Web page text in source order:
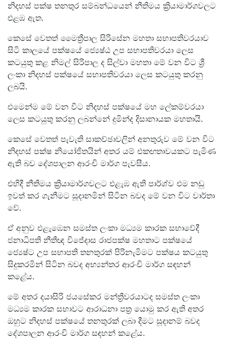
නිදහස් පක්ෂ තනතුර සම්බන්ධයෙන් නීතිමය ක්‍රියාමාර්ගවලට
එළඹ ඇත.
කෙසේ වෙතත් මෛත්‍රීපාල සිරිසේන මහතා සභාපතිවරයාව
සිටි කාලයේ පක්ෂයේ ජ්‍යෙෂ්ඨ උප සභාපතිවරයා ලෙස
කටයුතු කළ නිමල් සිරිපාල ද සිල්වා මහතා මේ වන විට ශ්‍රී
ලංකා නිදහස් පක්ෂයේ සභාපතිවරයා ලෙස කටයුතු කරනු
ලබයි.
එමෙන්ම මේ වන විට නිදහස් පක්ෂයේ මහ ලේකම්වරයා
ලෙස කටයුතු කරනු ලබන්නේ දුමින්ද දිසානායක මහතායි.
කෙසේ වෙතත් පැවැති සාකච්ඡාවලින් අනතුරුව මේ වන විට
නිදහස් පක්ෂ නියෝජිතයින් අතර යම් එකඟතාවයකට පැමිණ
ඇති බව දේශපාලන ආරංචි මාර්ග පැවසීය.
එහිදී නීතිමය ක්‍රියාමාර්ගවලට එළැඹ ඇති පාර්ශ්ව එම නඩු
ඉවත් කර ගැනීමට සූදානමින් සිටින බවද මේ වන විට වාර්තා
වේ.
ඒ අනුව එළැඹෙන සමස්ත ලංකා මධ්‍යම කාරක සභාවේදී
ජනාධිපති නීතීඥ විජේදාස රාජපක්ෂ මහතාට පක්ෂයේ
ජ්‍යෙෂ්ට උප සභාපති තනතුරක් පිරිනැමිමට පක්ෂය කටයුතු
සිදුකරමින් සිටින බවද අභ්‍යන්තර ආරංචි මාර්ග සඳහන්
කළේය.
මේ අතර දයාසිරි ජයසේකර මන්ත්‍රීවරයාටද සමස්ත ලංකා
මධ්‍යම කාරක සභාවට ආරාධනා පත්‍ර යොමු කර ඇති අතර
ඔහුට නිදහස් පක්ෂයේ තනතුරක් ලබා දීමට සූදානම් බවද
දේශපාලන ආරංචි මාර්ග සඳහන් කළේය.